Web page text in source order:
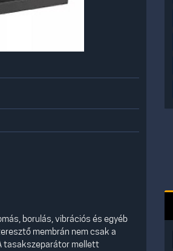
borulás, vibrációs és egyéb
membrán nem csak a
tasakszeparátor mellett